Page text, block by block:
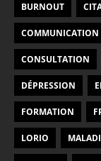
BURNOUT
COMMUNICATION
CONSULTATION
DÉPRESSION
FORMATION
LORIO